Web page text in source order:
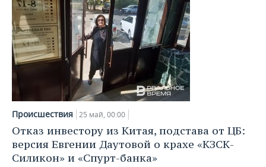
Происшествия 25 май, 00:00
Отказ инвестору из Китая, подстава от ЦБ:
версия Евгении Даутовой о крахе «КЗСК-
Силикон» и «Спурт-банка»